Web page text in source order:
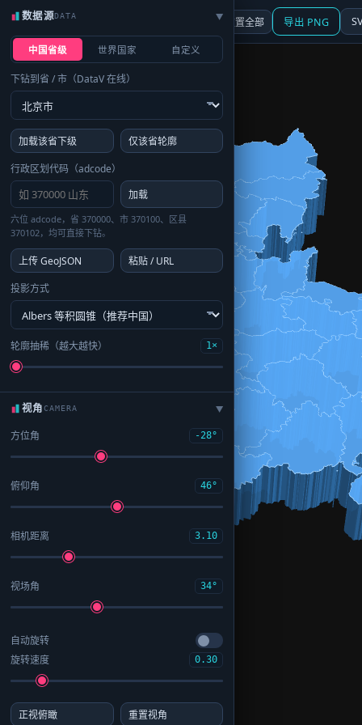
☰ 面板 地图 重置全部 导出 PNG
数据源DATA ▶
中国省级 世界国家 自定义
下钻到省 / 市（DataV 在线）
加载该省下级
仅该省轮廓
行政区划代码（adcode）
加载
六位 adcode，省 370000、市 370100、区县
370102，均可直接下钻。
上传 GeoJSON
粘贴 / URL
投影方式
轮廓抽稀（越大越快） 1×
视角CAMERA ▶
方位角 -28°
俯仰角 46°
相机距离 3.10
视场角 34°
自动旋转
旋转速度
0.30
正视俯瞰 重置视角